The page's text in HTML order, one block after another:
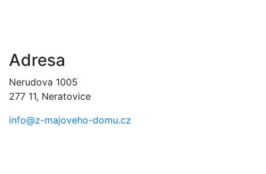
Adresa
Nerudova 1005
277 11, Neratovice
info@z-majoveho-domu.cz